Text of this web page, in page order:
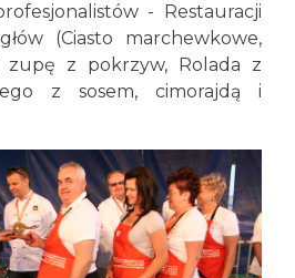
- Restauracji
(Ciasto marchewkowe,
zupę z pokrzyw, Rolada z
z sosem, cimorajdą i